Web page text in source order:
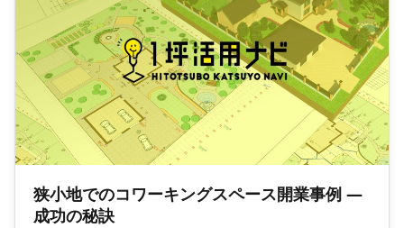
狭小地でのコワーキングスペース開業事例 —
成功の秘訣